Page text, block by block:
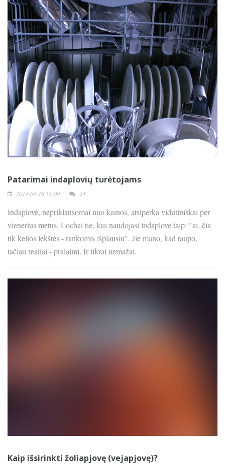
Patarimai indaplovių turėtojams
2014-04-16 13:00 14
Indaplovė, nepriklausomai nuo kainos, atsiperka vidutiniškai per
vienerius metus. Lochai tie, kas naudojasi indaplove taip: "ai, čia
tik kelios lėkštės - rankomis išplausiu". Jie mano, kad taupo,
tačiau realiai - pralaimi. Ir tikrai nemažai.
Kaip išsirinkti žoliapjovę (vejapjovę)?